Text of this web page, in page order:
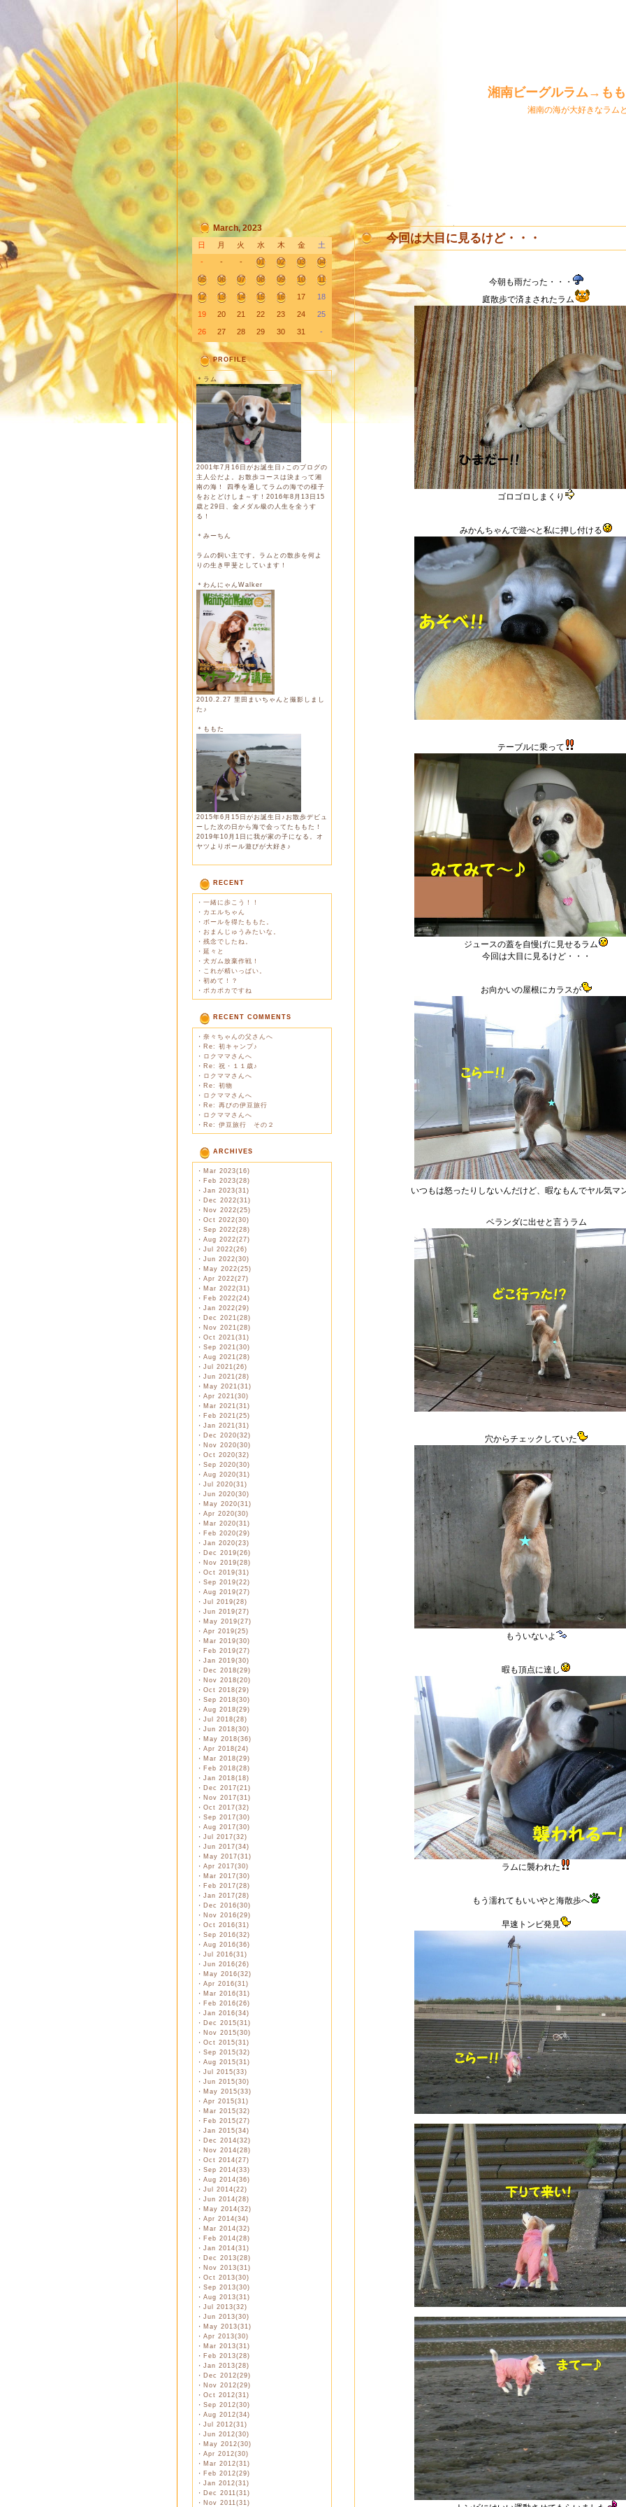
湘南ビーグルラム→も
湘南の海が大好きなラム
March, 2023
日 月 火 水 木 金
土
-
- - 01 02 03 04
05 06 07 08 09 10 11
12 13 14 15 16 17 18
19 20 21 22 23 24 25
26 27 28 29 30 31 -
PROFILE
＊ラム
2001年7月16日がお誕生日♪このブログの
主人公だよ。お散歩コースは決まって湘
南の海！ 四季を通してラムの海での様子
をおとどけしま～す！2016年8月13日15
歳と29日、金メダル級の人生を全うす
る！
＊みーちん
ラムの飼い主です。ラムとの散歩を何よ
りの生き甲斐としています！
＊わんにゃんWalker
2010.2.27 里田まいちゃんと撮影しまし
た♪
＊ももた
2015年6月15日がお誕生日♪お散歩デビュ
ーした次の日から海で会ってたももた！
2019年10月1日に我が家の子になる。オ
ヤツよりボール遊びが大好き♪
RECENT
・ 一緒に歩こう！！
・ カエルちゃん
・ ボールを得たももた。
・ おまんじゅうみたいな。
・ 残念でしたね。
・ 延々と
・ 犬ガム放棄作戦！
・ これが精いっぱい。
・ 初めて！？
・ ポカポカですね
RECENT COMMENTS
・ 奈々ちゃんの父さんへ
・ Re: 初キャンプ♪
・ ロクママさんへ
・ Re: 祝・１１歳♪
・ ロクママさんへ
・ Re: 初物
・ ロクママさんへ
・ Re: 再びの伊豆旅行
・ ロクママさんへ
・ Re: 伊豆旅行 その２
ARCHIVES
・ Mar 2023(16)
・ Feb 2023(28)
・ Jan 2023(31)
・ Dec 2022(31)
・ Nov 2022(25)
・ Oct 2022(30)
・ Sep 2022(28)
・ Aug 2022(27)
・ Jul 2022(26)
・ Jun 2022(30)
・ May 2022(25)
・ Apr 2022(27)
・ Mar 2022(31)
・ Feb 2022(24)
・ Jan 2022(29)
・ Dec 2021(28)
・ Nov 2021(28)
・ Oct 2021(31)
・ Sep 2021(30)
・ Aug 2021(28)
・ Jul 2021(26)
・ Jun 2021(28)
・ May 2021(31)
・ Apr 2021(30)
・ Mar 2021(31)
・ Feb 2021(25)
・ Jan 2021(31)
・ Dec 2020(32)
・ Nov 2020(30)
・ Oct 2020(32)
・ Sep 2020(30)
・ Aug 2020(31)
・ Jul 2020(31)
・ Jun 2020(30)
・ May 2020(31)
・ Apr 2020(30)
・ Mar 2020(31)
・ Feb 2020(29)
・ Jan 2020(23)
・ Dec 2019(26)
・ Nov 2019(28)
・ Oct 2019(31)
・ Sep 2019(22)
・ Aug 2019(27)
・ Jul 2019(28)
・ Jun 2019(27)
・ May 2019(27)
・ Apr 2019(25)
・ Mar 2019(30)
・ Feb 2019(27)
・ Jan 2019(30)
・ Dec 2018(29)
・ Nov 2018(20)
・ Oct 2018(29)
・ Sep 2018(30)
・ Aug 2018(29)
・ Jul 2018(28)
・ Jun 2018(30)
・ May 2018(36)
・ Apr 2018(24)
・ Mar 2018(29)
・ Feb 2018(28)
・ Jan 2018(18)
・ Dec 2017(21)
・ Nov 2017(31)
・ Oct 2017(32)
・ Sep 2017(30)
・ Aug 2017(30)
・ Jul 2017(32)
・ Jun 2017(34)
・ May 2017(31)
・ Apr 2017(30)
・ Mar 2017(30)
・ Feb 2017(28)
・ Jan 2017(28)
・ Dec 2016(30)
・ Nov 2016(29)
・ Oct 2016(31)
・ Sep 2016(32)
・ Aug 2016(36)
・ Jul 2016(31)
・ Jun 2016(26)
・ May 2016(32)
・ Apr 2016(31)
・ Mar 2016(31)
・ Feb 2016(26)
・ Jan 2016(34)
・ Dec 2015(31)
・ Nov 2015(30)
・ Oct 2015(31)
・ Sep 2015(32)
・ Aug 2015(31)
・ Jul 2015(33)
・ Jun 2015(30)
・ May 2015(33)
・ Apr 2015(31)
・ Mar 2015(32)
・ Feb 2015(27)
・ Jan 2015(34)
・ Dec 2014(32)
・ Nov 2014(28)
・ Oct 2014(27)
・ Sep 2014(33)
・ Aug 2014(36)
・ Jul 2014(22)
・ Jun 2014(28)
・ May 2014(32)
・ Apr 2014(34)
・ Mar 2014(32)
・ Feb 2014(28)
・ Jan 2014(31)
・ Dec 2013(28)
・ Nov 2013(31)
・ Oct 2013(30)
・ Sep 2013(30)
・ Aug 2013(31)
・ Jul 2013(32)
・ Jun 2013(30)
・ May 2013(31)
・ Apr 2013(30)
・ Mar 2013(31)
・ Feb 2013(28)
・ Jan 2013(28)
・ Dec 2012(29)
・ Nov 2012(29)
・ Oct 2012(31)
・ Sep 2012(30)
・ Aug 2012(34)
・ Jul 2012(31)
・ Jun 2012(30)
・ May 2012(30)
・ Apr 2012(30)
・ Mar 2012(31)
・ Feb 2012(29)
・ Jan 2012(31)
・ Dec 2011(31)
・ Nov 2011(31)
今回は大目に見るけど・・・
今朝も雨だった・・・
庭散歩で済まされたラム
ゴロゴロしまくり
みかんちゃんで遊べと私に押し付ける
テーブルに乗って
ジュースの蓋を自慢げに見せるラム
今回は大目に見るけど・・・
お向かいの屋根にカラスが
いつもは怒ったりしないんだけど、暇なもんでヤル気マ
ベランダに出せと言うラム
穴からチェックしていた
もういないよ
暇も頂点に達し
ラムに襲われた
もう濡れてもいいやと海散歩へ
早速トンビ発見